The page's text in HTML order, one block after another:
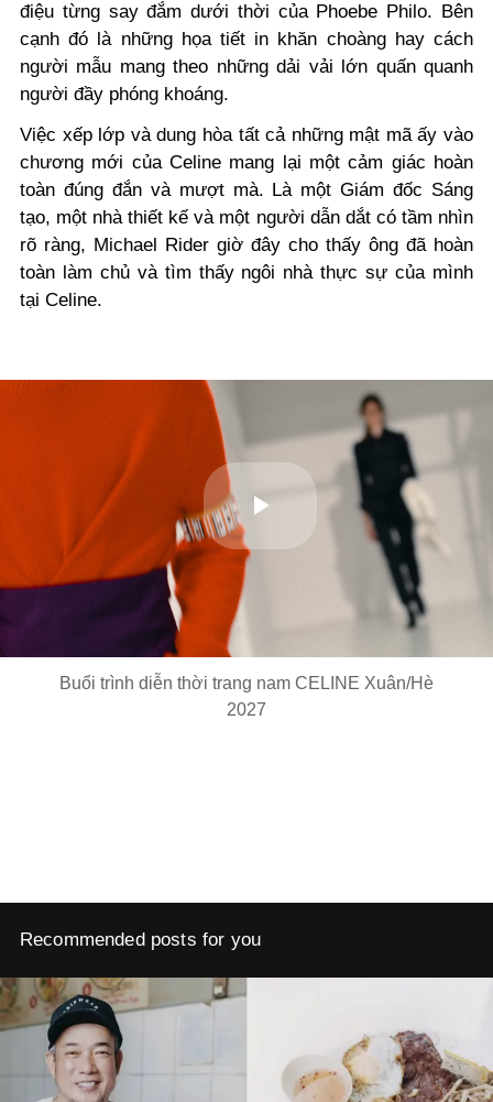
điệu từng say đắm dưới thời của Phoebe Philo. Bên
cạnh đó là những họa tiết in khăn choàng hay cách
người mẫu mang theo những dải vải lớn quấn quanh
người đầy phóng khoáng.
Việc xếp lớp và dung hòa tất cả những mật mã ấy vào
chương mới của Celine mang lại một cảm giác hoàn
toàn đúng đắn và mượt mà. Là một Giám đốc Sáng
tạo, một nhà thiết kế và một người dẫn dắt có tầm nhìn
rõ ràng, Michael Rider giờ đây cho thấy ông đã hoàn
toàn làm chủ và tìm thấy ngôi nhà thực sự của mình
tại Celine.
Play
Buổi trình diễn thời trang nam CELINE Xuân/Hè
2027
Recommended posts for you